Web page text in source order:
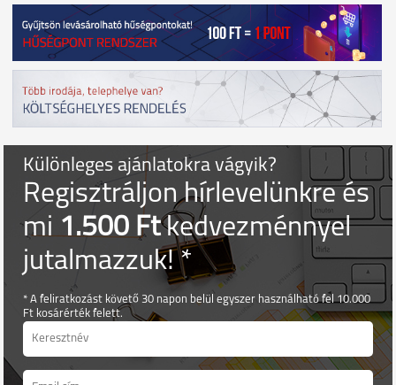
Különleges ajánlatokra vágyik?
Regisztráljon hírlevelünkre és
mi1.500 Ftkedvezménnyel
jutalmazzuk! *
* A feliratkozást követő 30 napon belül egyszer használható fel 10.000
Ft kosárérték felett.